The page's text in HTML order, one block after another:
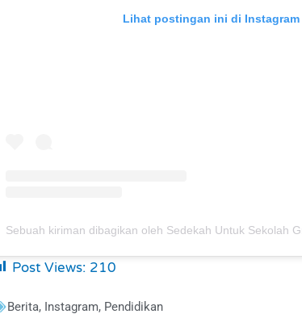
Lihat postingan ini di Instagram
Post Views:210
Berita, Instagram, Pendidikan